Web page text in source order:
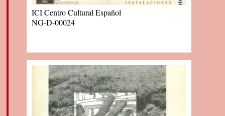
ICI Centro Cultural Español
NG-D-00024